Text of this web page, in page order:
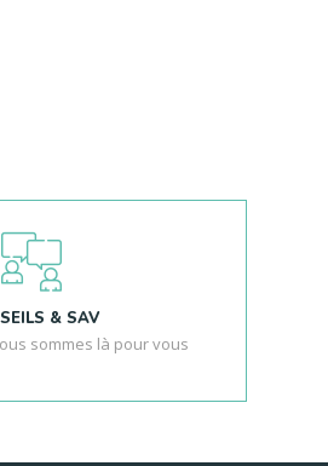
& SAV
sommes là pour vous